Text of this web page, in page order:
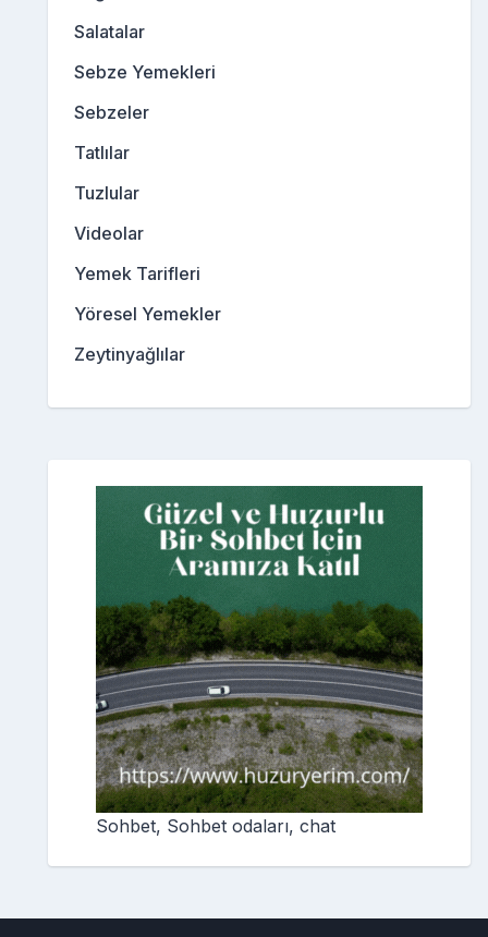
Salatalar
Sebze Yemekleri
Sebzeler
Tatlılar
Tuzlular
Videolar
Yemek Tarifleri
Yöresel Yemekler
Zeytinyağlılar
Sohbet, Sohbet odaları, chat